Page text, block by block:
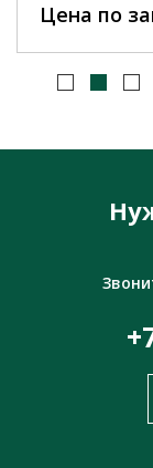
Цена по